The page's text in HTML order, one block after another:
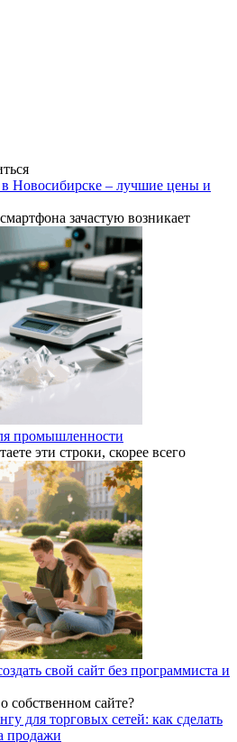
Новосибирске – лучшие цены и
зачастую возникает
промышленности
эти строки, скорее всего
свой сайт без программиста и
собственном сайте?